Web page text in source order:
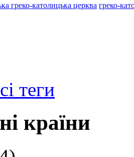
греко-католицька церква греко-
теги
країни